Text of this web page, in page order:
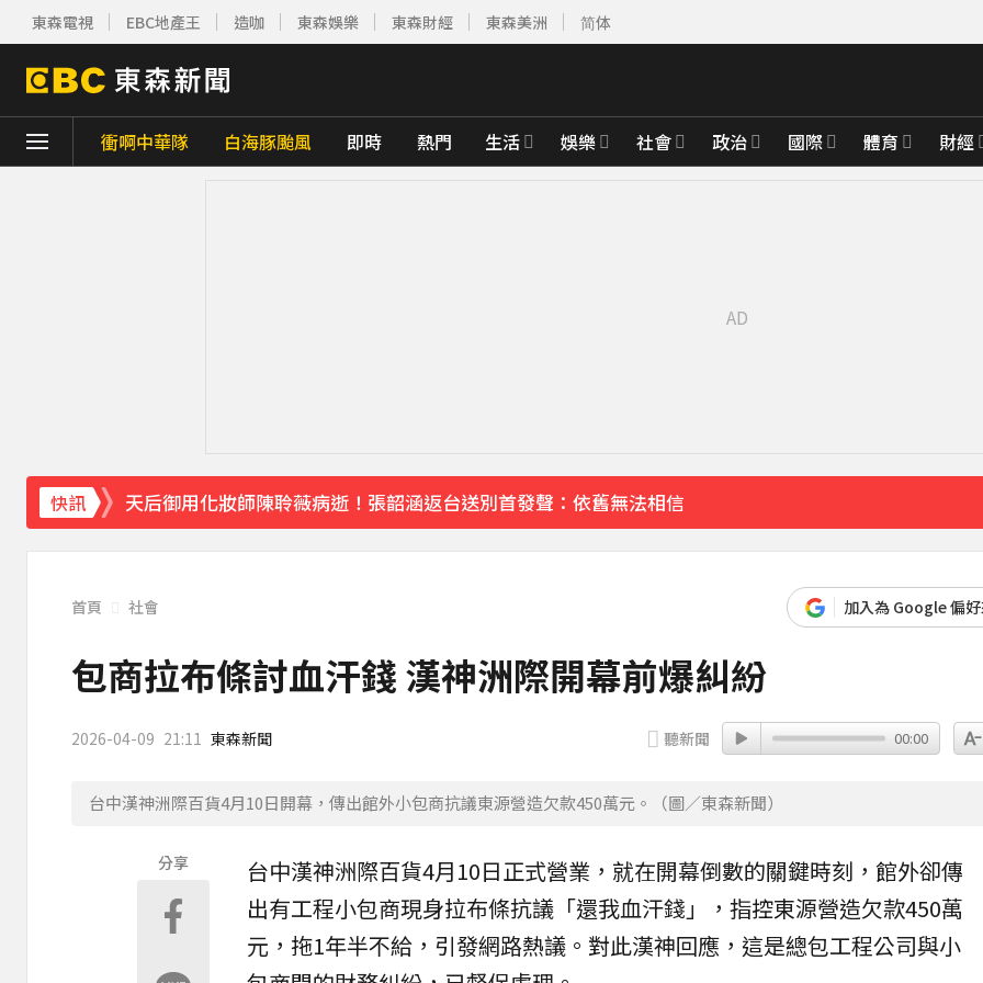
東森電視 EBC地產王 造咖 東森娛樂 東森財經 東森美洲 简体
衝啊中華隊 白海豚颱風 即時 熱門 生活 娛樂 社會 政治 國際 體育 財經
快訊
天后御用化妝師陳聆薇病逝！張韶涵返台送別首發聲：依舊無法相信
下載東森App，隨時掌握天下大小事！
《理財達人秀》X 安聯投信免費講座報名中！搶先卡位 2027
首頁 社會 加入為 Google 偏
包商拉布條討血汗錢 漢神洲際開幕前爆糾紛
2026-04-09 21:11 東森新聞 聽新聞 00:00
台中漢神洲際百貨4月10日開幕，傳出館外小包商抗議東源營造欠款450萬元。（圖／東森新聞）
分享 台中漢神洲際百貨4月10日正式營業，就在開幕倒數的關鍵時刻，館外卻傳
出有工程小包商現身拉布條抗議 「還我血汗錢」，指控東源營造欠款450萬
元，拖1年半不給，引發網路熱議。對此漢神回應，這是總包工程公司與小